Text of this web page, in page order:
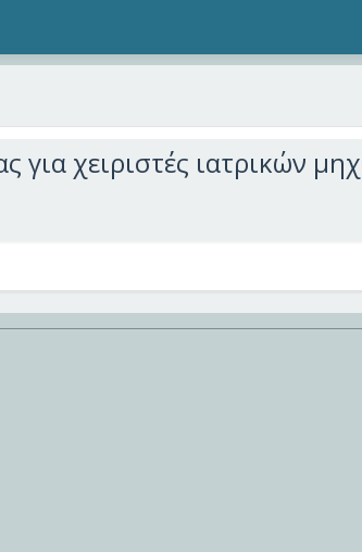
για χειριστές ιατρικών